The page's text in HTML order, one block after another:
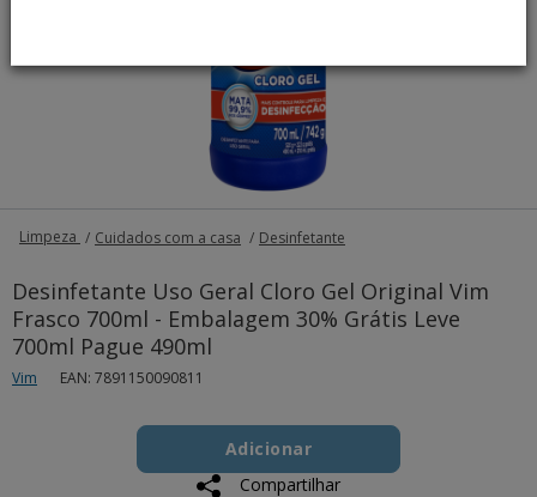
Limpeza Cuidados com a casa Desinfetante
Desinfetante Uso Geral Cloro Gel Original Vim
Frasco 700ml - Embalagem 30% Grátis Leve
700ml Pague 490ml
Vim EAN: 7891150090811
to
cart
Product
ActionsAdicionar
Compartilhar